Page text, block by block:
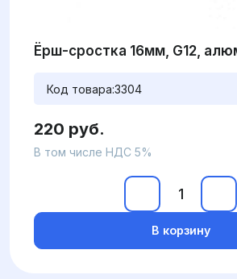
Ёрш-сростка 16мм, G12,
Код товара:3304
220 руб.
В том числе НДС 5%
В корзину